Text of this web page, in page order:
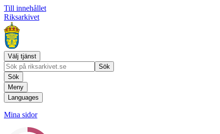
Till innehållet
Riksarkivet
Välj tjänst
Sök
Sök
Meny
Languages
Mina sidor